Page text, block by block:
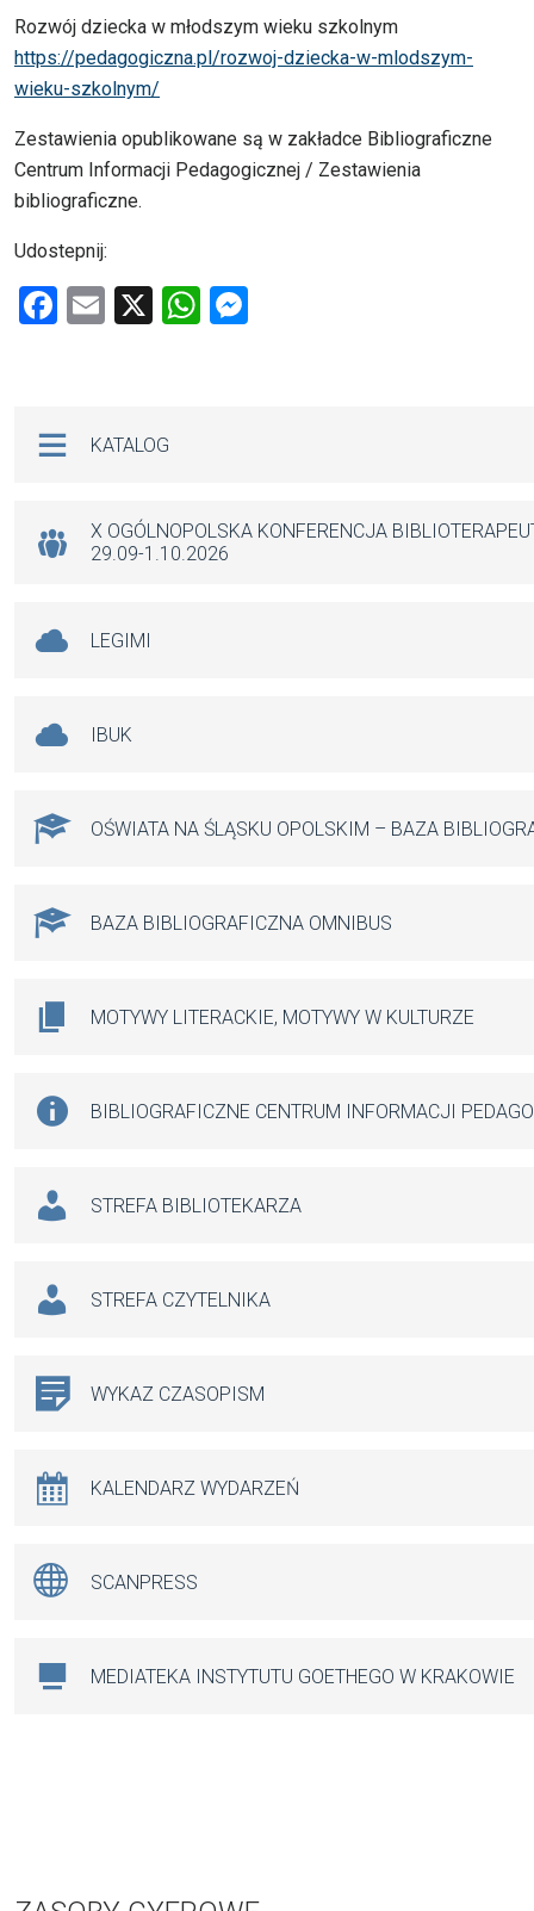
Rozwój dziecka w młodszym wieku szkolnym
https://pedagogiczna.pl/rozwoj-dziecka-w-mlodszym-
wieku-szkolnym/
Zestawienia opublikowane są w zakładce Bibliograficzne
Centrum Informacji Pedagogicznej / Zestawienia
bibliograficzne.
Udostepnij:
F
o
k
E
X
W
p
KATALOG
X OGÓLNOPOLSKA KONFERENCJA
29.09-1.10.2026
LEGIMI
IBUK
OŚWIATA NA ŚLĄSKU OPOLSKIM – BAZA
BAZA BIBLIOGRAFICZNA OMNIBUS
MOTYWY LITERACKIE, MOTYWY W KULTURZE
BIBLIOGRAFICZNE CENTRUM INFORMACJI
STREFA BIBLIOTEKARZA
STREFA CZYTELNIKA
WYKAZ CZASOPISM
KALENDARZ WYDARZEŃ
SCANPRESS
MEDIATEKA INSTYTUTU GOETHEGO W KRAKOWIE